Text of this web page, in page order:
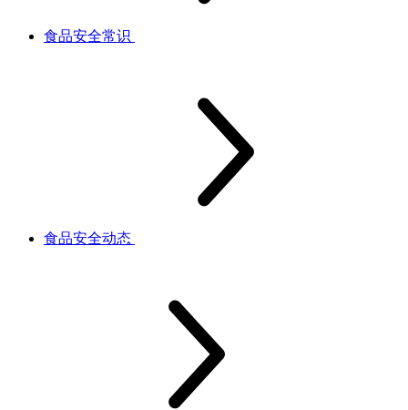
食品安全常识
食品安全动态